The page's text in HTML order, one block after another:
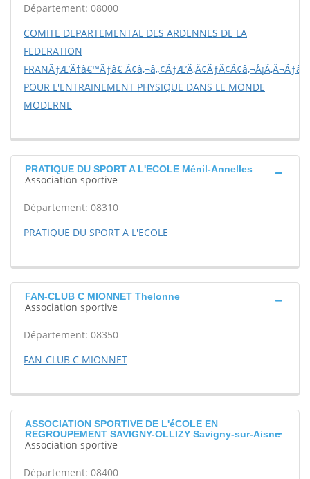
Département: 08000
COMITE DEPARTEMENTAL DES ARDENNES DE LA
FEDERATION
FRANÃƒÆ’Ã†â€™Ãƒâ€
POUR L'ENTRAINEMENT PHYSIQUE DANS LE MONDE
MODERNE
PRATIQUE DU SPORT A L'ECOLE Ménil-Annelles
Association sportive
Département: 08310
PRATIQUE DU SPORT A L'ECOLE
FAN-CLUB C MIONNET Thelonne
Association sportive
Département: 08350
FAN-CLUB C MIONNET
ASSOCIATION SPORTIVE DE L'éCOLE EN
REGROUPEMENT SAVIGNY-OLLIZY Savigny-sur-Aisne
Association sportive
Département: 08400